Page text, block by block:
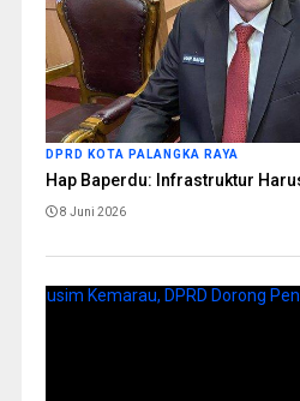
DPRD KOTA PALANGKA RAYA
Hap Baperdu: Infrastruktur
8 Juni 2026